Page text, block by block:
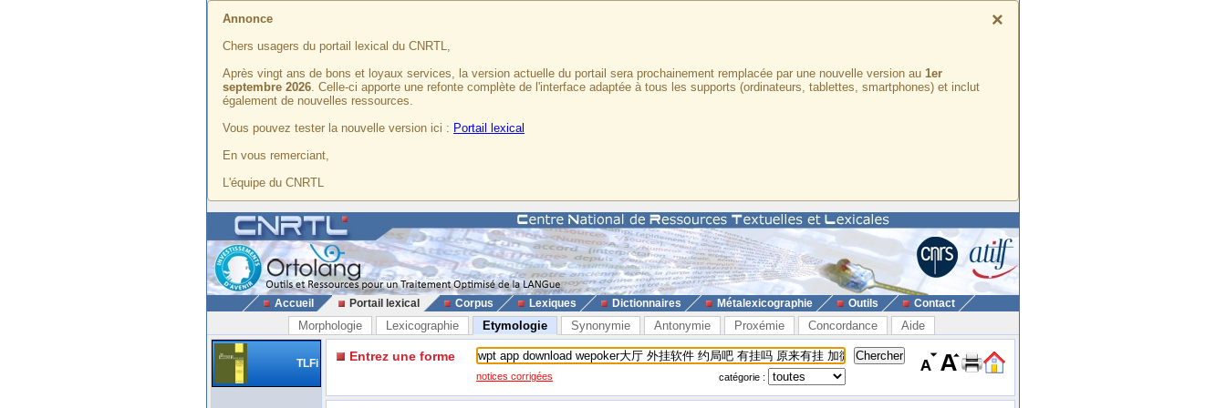
×
Annonce
Chers usagers du portail lexical du CNRTL,
Après vingt ans de bons et loyaux services, la version actuelle du portail sera prochainement remplacée par une nouvelle version au 1er
septembre 2026. Celle-ci apporte une refonte complète de l'interface adaptée à tous les supports (ordinateurs, tablettes, smartphones) et inclut
également de nouvelles ressources.
Vous pouvez tester la nouvelle version ici : Portail lexical
En vous remerciant,
L'équipe du CNRTL
Accueil Portail lexical Corpus Lexiques Dictionnaires Métalexicographie Outils Contact
Morphologie Lexicographie Etymologie Synonymie Antonymie Proxémie Concordance Aide
TLFi Entrez une forme
notices corrigées catégorie :